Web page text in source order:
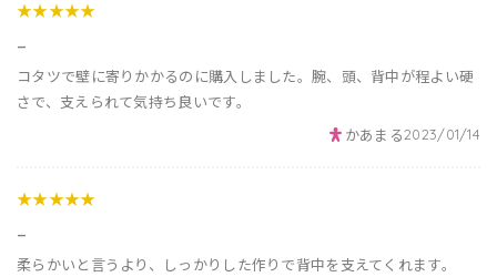
★★★★★
コタツで壁に寄りかかるのに購入しました。腕、頭、背中が程よい硬
さで、支えられて気持ち良いです。
かあまる2023/01/14
★★★★★
柔らかいと言うより、しっかりした作りで背中を支えてくれます。